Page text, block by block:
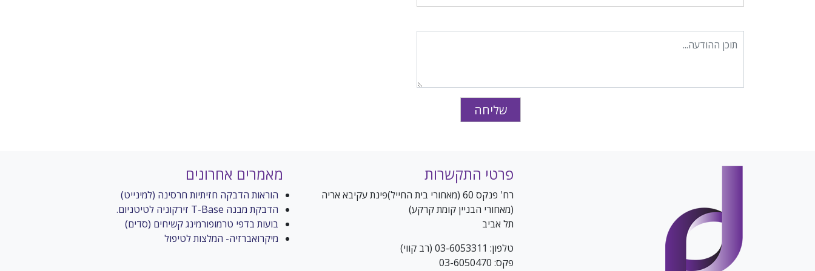
פרטי התקשרות
רח' פנקס 60 (מאחורי בית החייל)פינת עקיבא אריה
(מאחורי הבניין קומת קרקע)
תל אביב
טלפון: 03-6053311 (רב קווי)
פקס: 03-6050470
מאמרים אחרונים
הוראות הדבקה חזיתיות חרסינה (למינייט)
הדבקת מבנה T-Base זירקוניה לטיטניום.
בועות בדפי טרמופורמינג קשיחים (סדים)
מיקרואברזיה- המלצות לטיפול